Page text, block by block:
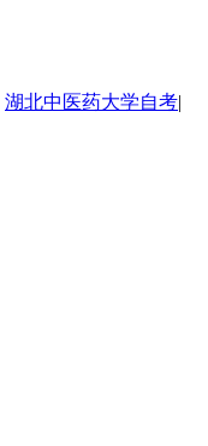
湖北中医药大学自考|